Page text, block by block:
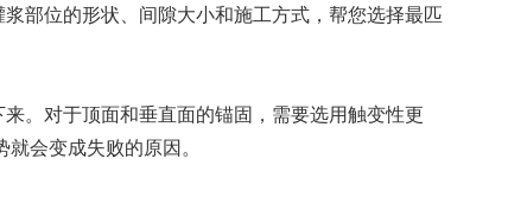
部位的形状、间隙大小和施工方式，帮您选择最匹
。对于顶面和垂直面的锚固，需要选用触变性更
会变成失败的原因。